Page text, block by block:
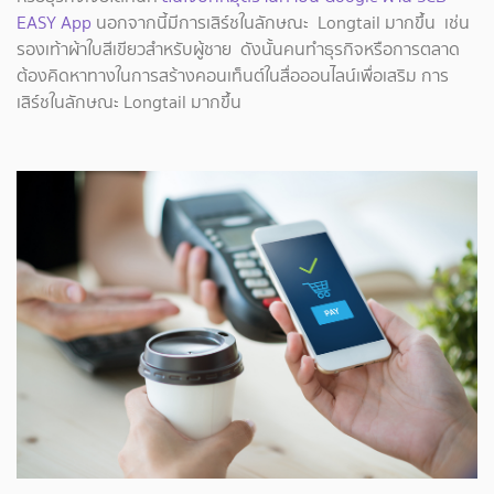
EASY App นอกจากนี้มีการเสิร์ชในลักษณะ Longtail มากขึ้น เช่น
รองเท้าผ้าใบสีเขียวสำหรับผู้ชาย ดังนั้นคนทำธุรกิจหรือการตลาด
ต้องคิดหาทางในการสร้างคอนเท็นต์ในสื่อออนไลน์เพื่อเสริม การ
เสิร์ชในลักษณะ Longtail มากขึ้น